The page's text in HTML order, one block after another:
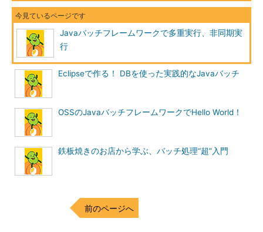
Javaバッチフレームワークで多重実行、非同期実
行
Eclipseで作る！ DBを使った実践的なJavaバッチ
OSSのJavaバッチフレームワークでHello World！
鉄板焼きのお店から学ぶ、バッチ処理“超”入門
前のページへ